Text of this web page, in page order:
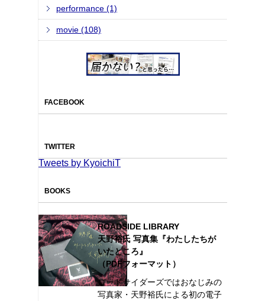
performance (1)
movie (108)
FACEBOOK
TWITTER
Tweets by KyoichiT
BOOKS
ROADSIDE LIBRARY
天野裕氏 写真集『わたしたちが
いたところ』
（PDFフォーマット）
ロードサイダーズではおなじみの
写真家・天野裕氏による初の電子